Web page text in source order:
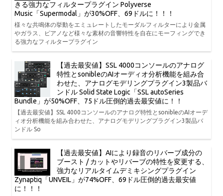
きる強力なフィルタープラグイン Polyverse
Music「Supermodal」が30%OFF、69ドルに！！！
様々な共鳴体の挙動をエミュレートしたモーダルフィルターにより金属
やガラス、ピアノなど様々な素材の音響特性を自在にモーフィングでき
る強力なフィルタープラグイン
【過去最安値】SSL 4000コンソールのアナログ
特性とsonibleのAIオーディオ分析機能を組み合
わせた、アナログモデリングプラグイン3製品バ
ンドル Solid State Logic「SSL autoSeries
Bundle」が50%OFF、75ドル圧倒的過去最安値に！！
【過去最安値】SSL 4000コンソールのアナログ特性とsonibleのAIオーデ
ィオ分析機能を組み合わせた、アナログモデリングプラグイン3製品バ
ンドル So
【過去最安値】AIにより録音のリバーブ成分の
ブースト / カットやリバーブの特性を変更する、
強力なリアルタイムデミキシングプラグイン
Zynaptiq「UNVEIL」が74%OFF、69ドル圧倒的過去最安値
に！！！